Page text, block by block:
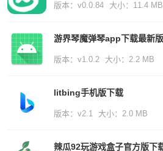
版本：v0.0.84 大小：11.4 MB
游界琴魔弹琴app下载最新版
版本：v1.0.2 大小：2.2 MB
litbing手机版下载
版本：v2.1 大小：2.0 MB
辣瓜92玩游戏盒子官方版下